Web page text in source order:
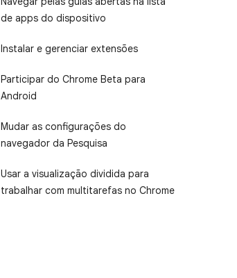
de apps do dispositivo
Instalar e gerenciar extensões
Participar do Chrome Beta para
Android
Mudar as configurações do
navegador da Pesquisa
Usar a visualização dividida para
trabalhar com multitarefas no Chrome